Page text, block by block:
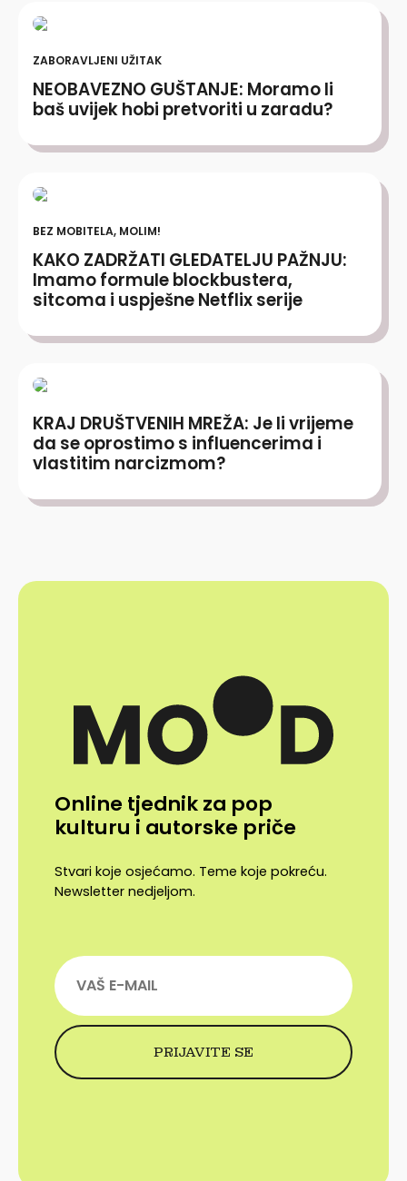
ZABORAVLJENI UŽITAK
NEOBAVEZNO GUŠTANJE: Moramo li
baš uvijek hobi pretvoriti u zaradu?
BEZ MOBITELA, MOLIM!
KAKO ZADRŽATI GLEDATELJU PAŽNJU:
Imamo formule blockbustera,
sitcoma i uspješne Netflix serije
KRAJ DRUŠTVENIH MREŽA: Je li vrijeme
da se oprostimo s influencerima i
vlastitim narcizmom?
Online tjednik za pop
kulturu i autorske priče
Stvari koje osjećamo. Teme koje pokreću.
Newsletter nedjeljom.